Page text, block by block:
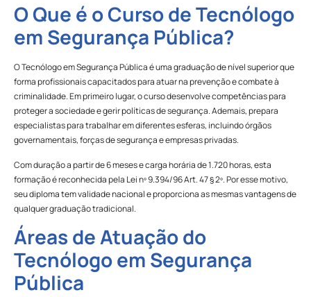
O Que é o Curso de Tecnólogo
em Segurança Pública?
O Tecnólogo em Segurança Pública é uma graduação de nível superior que
forma profissionais capacitados para atuar na prevenção e combate à
criminalidade. Em primeiro lugar, o curso desenvolve competências para
proteger a sociedade e gerir políticas de segurança. Ademais, prepara
especialistas para trabalhar em diferentes esferas, incluindo órgãos
governamentais, forças de segurança e empresas privadas.
Com duração a partir de 6 meses e carga horária de 1.720 horas, esta
formação é reconhecida pela Lei nº 9.394/96 Art. 47 § 2º. Por esse motivo,
seu diploma tem validade nacional e proporciona as mesmas vantagens de
qualquer graduação tradicional.
Áreas de Atuação do
Tecnólogo em Segurança
Pública